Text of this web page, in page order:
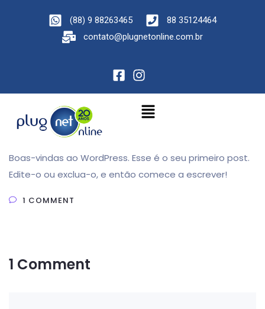
(88) 9 88263465
88 35124464
contato@plugnetonline.com.br
Boas-vindas ao WordPress. Esse é o seu primeiro post.
Edite-o ou exclua-o, e então comece a escrever!
1 COMMENT
1 Comment